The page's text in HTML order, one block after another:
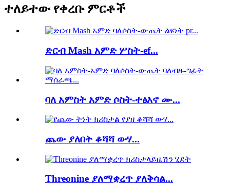
ተለይተው የቀረቡ ምርቶች
ድርብ Mash አምድ ሦስት-ef...
ባለ አምስት አምድ ሶስት-ተፅእኖ ሙ...
ጨው ያለበት ቆሻሻ ውሃ...
Threonine ያለማቋረጥ ያለቅሳል...